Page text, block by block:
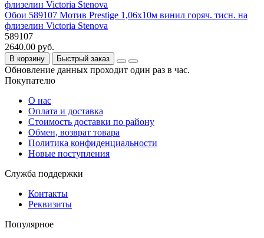
Обои 589107 Мотив Prestige 1,06х10м винил горяч. тисн. на
флизелин Victoria Stenova
589107
2640.00 руб.
В корзину Быстрый заказ
Обновление данных проходит один раз в час.
Покупателю
О нас
Оплата и доставка
Стоимость доставки по району
Обмен, возврат товара
Политика конфиденциальности
Новые поступления
Служба поддержки
Контакты
Реквизиты
Популярное